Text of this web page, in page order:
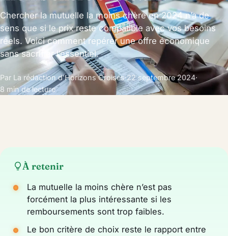
Chercher la mutuelle la moins chère en 2024 n’a de
sens que si le prix reste compatible avec vos besoins
réels. Voici comment repérer une offre économique
sans sacrifier l’essentiel.
Par La rédaction d’Horizons Croisés·22 septembre 2024·
8 min de lecture
À retenir
La mutuelle la moins chère n’est pas
forcément la plus intéressante si les
remboursements sont trop faibles.
Le bon critère de choix reste le rapport entre